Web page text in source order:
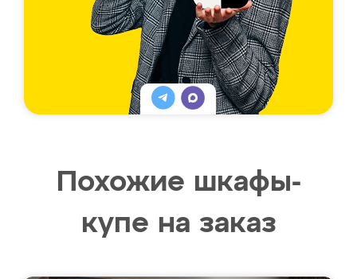
Похожие шкафы-
купе на заказ